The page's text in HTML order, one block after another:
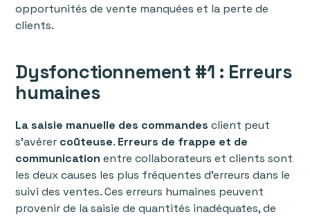
opportunités de vente manquées et la perte de
clients.
Dysfonctionnement #1 : Erreurs
humaines
La saisie manuelle des commandesclient peut
s’avérer coûteuse. Erreurs de frappe et de
communication entre collaborateurs et clients sont
les deux causes les plus fréquentes d'erreurs dans le
suivi des ventes. Ces erreurs humaines peuvent
provenir de la saisie de quantités inadéquates, de